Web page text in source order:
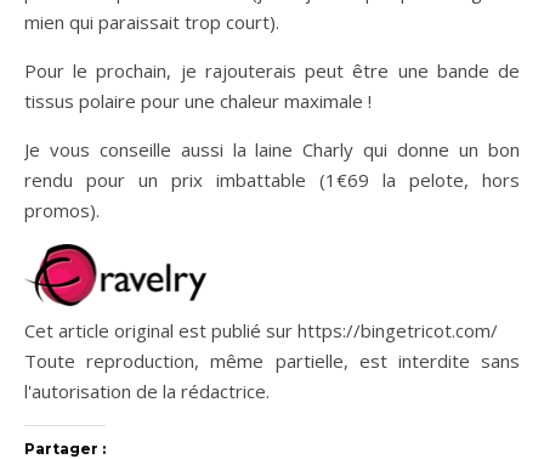
mien qui paraissait trop court).
Pour le prochain, je rajouterais peut être une bande de
tissus polaire pour une chaleur maximale !
Je vous conseille aussi la laine Charly qui donne un bon
rendu pour un prix imbattable (1€69 la pelote, hors
promos).
Cet article original est publié sur https://bingetricot.com/
Toute reproduction, même partielle, est interdite sans
l'autorisation de la rédactrice.
Partager :